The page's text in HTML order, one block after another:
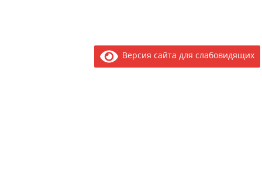
Версия сайта для слабовидящих